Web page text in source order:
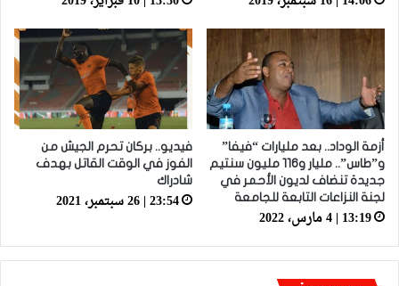
أزمة الوداد.. بعد مليارات “فيفا”
و”طاس”.. مليار و116 مليون سنتيم
جديدة تنضاف لديون الأحمر في
لجنة النزاعات التابعة للجامعة
13:19 | 4 مارس، 2022
فيديو.. بركان تحرم الجيش من
الفوز في الوقت القاتل بهدف
شادراك
23:54 | 26 سبتمبر، 2021